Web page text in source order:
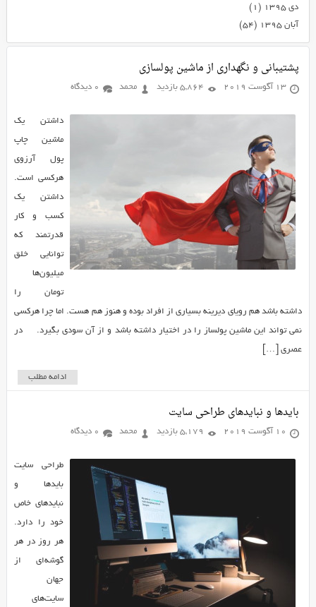
دی ۱۳۹۵
(۱)
آبان ۱۳۹۵
(۵۴)
پشتیبانی و نگهداری از ماشین پولسازی
13 آگوست 2019 5,864 بازدید محمد 0 دیدگاه
داشتن یک
ماشین چاپ
پول آرزوی
هرکسی است.
داشتن یک
کسب و کار
قدرتمند که
توانایی خلق
میلیون‌ها
تومان را
داشته باشد هم رویای دیرینه بسیاری از افراد بوده و هنوز هم هست. اما چرا هرکسی
نمی تواند این ماشین پولساز را در اختیار داشته باشد و از آن سودی بگیرد. در
عصری […]
ادامه مطلب
بایدها و نبایدهای طراحی سایت
10 آگوست 2019 5,179 بازدید محمد 0 دیدگاه
طراحی سایت
بایدها و
نبایدهای خاص
خود را دارد.
هر روز در هر
گوشه‌ای از
جهان
سایت‌های